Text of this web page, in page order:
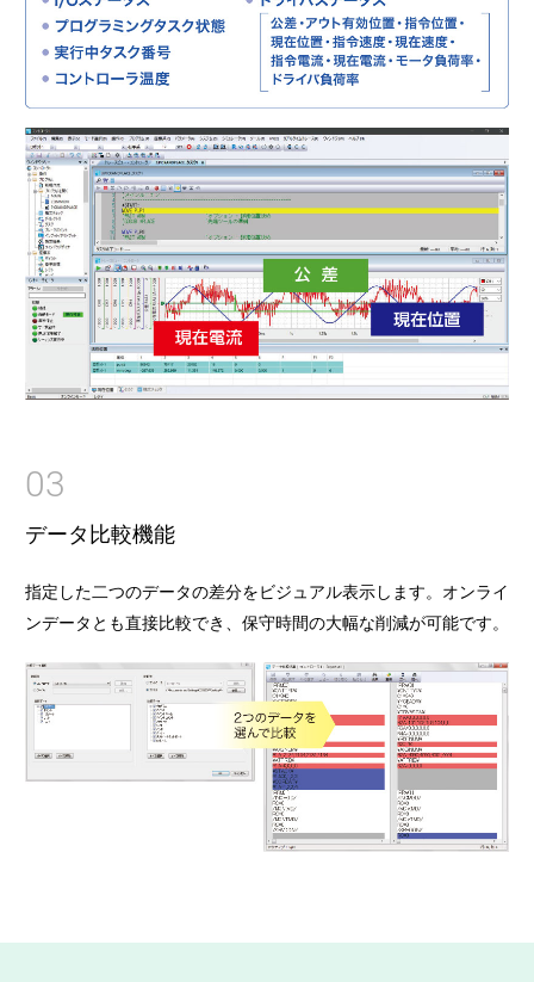
03
データ比較機能
指定した二つのデータの差分をビジュアル表示します。オンライ
ンデータとも直接比較でき、保守時間の大幅な削減が可能です。